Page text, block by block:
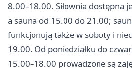
8.00–18.00. Siłownia dostępna
a sauna od 15.00 do 21.00;
funkcjonują także w soboty i
19.00. Od poniedziałku do
15.00–18.00 prowadzone są